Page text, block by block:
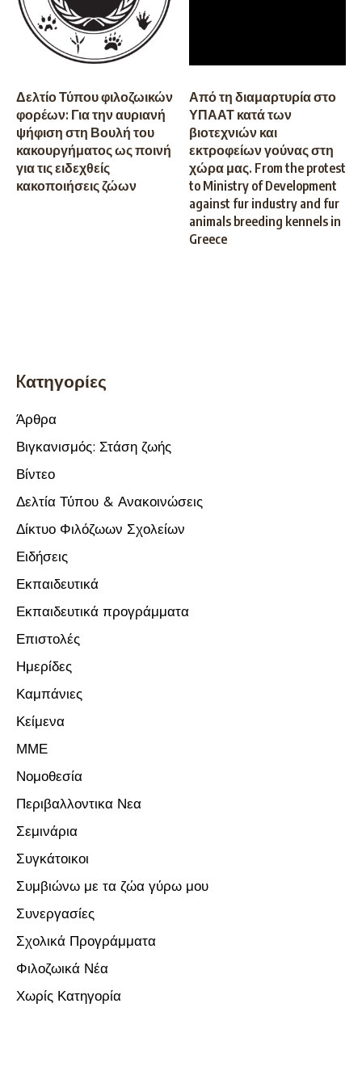
Δελτίο Τύπου φιλοζωικών
φορέων: Για την αυριανή
ψήφιση στη Βουλή του
κακουργήματος ως ποινή
για τις ειδεχθείς
κακοποιήσεις ζώων
Από τη διαμαρτυρία στο
ΥΠΑΑΤ κατά των
βιοτεχνιών και
εκτροφείων γούνας στη
χώρα μας. From the protest
to Ministry of Development
against fur industry and fur
animals breeding kennels in
Greece
Kατηγορίες
Άρθρα
Βιγκανισμός: Στάση ζωής
Βίντεο
Δελτία Τύπου & Ανακοινώσεις
Δίκτυο Φιλόζωων Σχολείων
Ειδήσεις
Εκπαιδευτικά
Εκπαιδευτικά προγράμματα
Επιστολές
Ημερίδες
Καμπάνιες
Κείμενα
ΜΜΕ
Νομοθεσία
Περιβαλλοντικα Νεα
Σεμινάρια
Συγκάτοικοι
Συμβιώνω με τα ζώα γύρω μου
Συνεργασίες
Σχολικά Προγράμματα
Φιλοζωικά Νέα
Χωρίς Κατηγορία